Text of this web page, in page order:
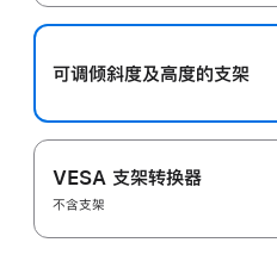
可调倾斜度及高‍度的支‍架
VESA 支架转换器
不含支架